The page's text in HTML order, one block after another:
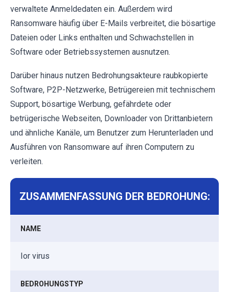
verwaltete Anmeldedaten ein. Außerdem wird
Ransomware häufig über E-Mails verbreitet, die bösartige
Dateien oder Links enthalten und Schwachstellen in
Software oder Betriebssystemen ausnutzen.
Darüber hinaus nutzen Bedrohungsakteure raubkopierte
Software, P2P-Netzwerke, Betrügereien mit technischem
Support, bösartige Werbung, gefährdete oder
betrügerische Webseiten, Downloader von Drittanbietern
und ähnliche Kanäle, um Benutzer zum Herunterladen und
Ausführen von Ransomware auf ihren Computern zu
verleiten.
ZUSAMMENFASSUNG DER BEDROHUNG:
NAME
Ior virus
BEDROHUNGSTYP